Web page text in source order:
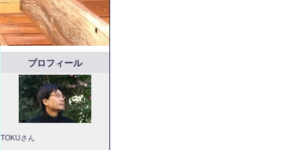
プロフィール
TOKUさん